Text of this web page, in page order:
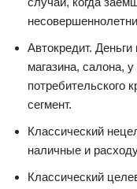
Автокредит.
магазина, салона,
потребительского
сегмент.
Классический
наличные и
Классический